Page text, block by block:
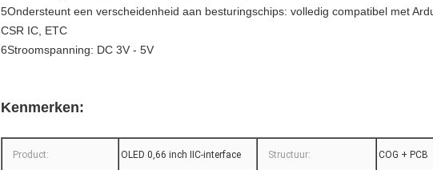
5Ondersteunt een verscheidenheid aan besturingschips: volledig compatibel met
CSR IC, ETC
6Stroomspanning: DC 3V - 5V
Kenmerken:
Product: OLED 0,66 inch IIC-interface Structuur: COG + PCB